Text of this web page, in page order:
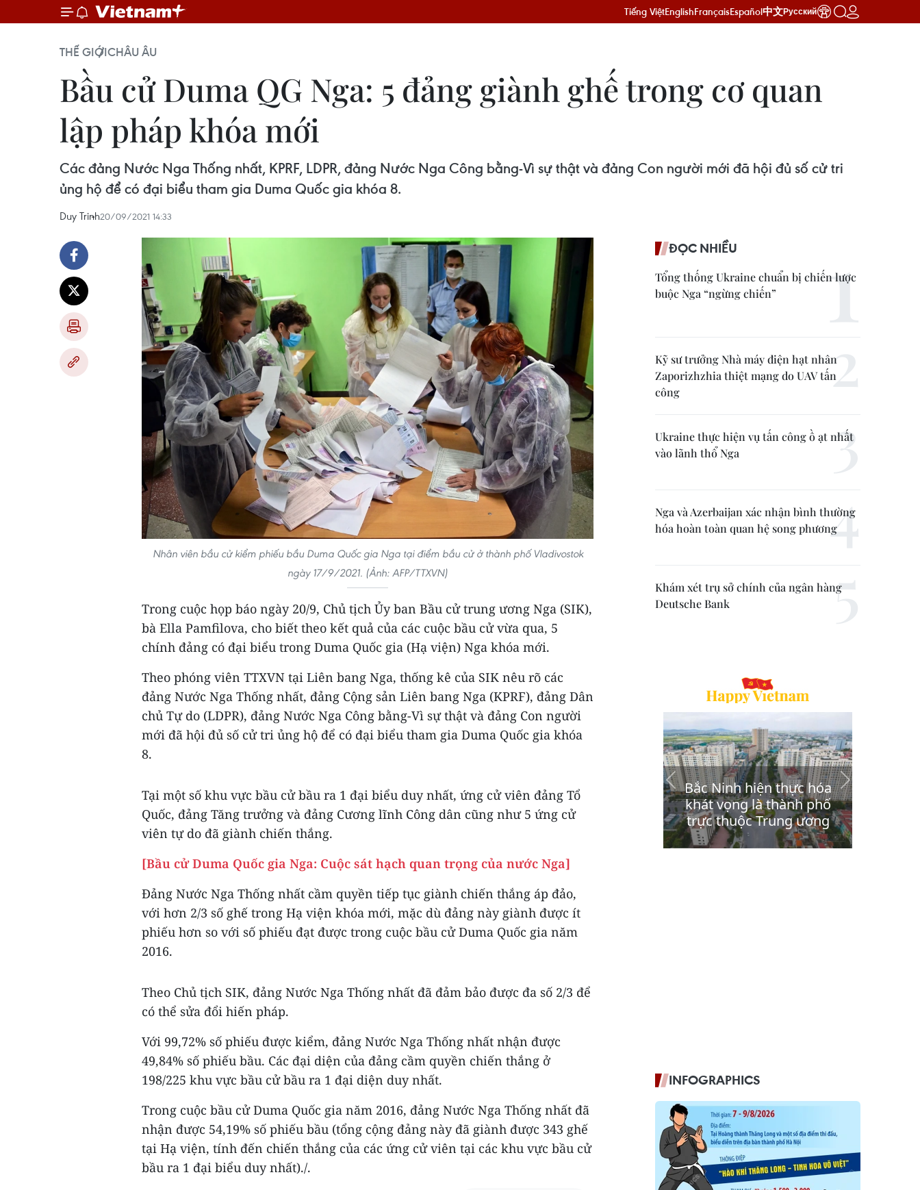
Tiếng ViệtEnglishFrançaisEspañol中文Русский
THẾ GIỚICHÂU ÂU
Bầu cử Duma QG Nga: 5 đảng giành ghế trong cơ quan
lập pháp khóa mới
Các đảng Nước Nga Thống nhất, KPRF, LDPR, đảng Nước Nga Công bằng-Vì sự thật và đảng Con người mới đã hội đủ số cử tri
ủng hộ để có đại biểu tham gia Duma Quốc gia khóa 8.
Duy Trinh20/09/2021 14:33
Nhân viên bầu cử kiểm phiếu bầu Duma Quốc gia Nga tại điểm bầu cử ở thành phố Vladivostok
ngày 17/9/2021. (Ảnh: AFP/TTXVN)
Trong cuộc họp báo ngày 20/9, Chủ tịch Ủy ban Bầu cử trung ương Nga (SIK),
bà Ella Pamfilova, cho biết theo kết quả của các cuộc bầu cử vừa qua, 5
chính đảng có đại biểu trong Duma Quốc gia (Hạ viện) Nga khóa mới.
Theo phóng viên TTXVN tại Liên bang Nga, thống kê của SIK nêu rõ các
đảng Nước Nga Thống nhất, đảng Cộng sản Liên bang Nga (KPRF), đảng Dân
chủ Tự do (LDPR), đảng Nước Nga Công bằng-Vì sự thật và đảng Con người
mới đã hội đủ số cử tri ủng hộ để có đại biểu tham gia Duma Quốc gia khóa
8.
Tại một số khu vực bầu cử bầu ra 1 đại biểu duy nhất, ứng cử viên đảng Tổ
Quốc, đảng Tăng trưởng và đảng Cương lĩnh Công dân cũng như 5 ứng cử
viên tự do đã giành chiến thắng.
[Bầu cử Duma Quốc gia Nga: Cuộc sát hạch quan trọng của nước Nga]
Đảng Nước Nga Thống nhất cầm quyền tiếp tục giành chiến thắng áp đảo,
với hơn 2/3 số ghế trong Hạ viện khóa mới, mặc dù đảng này giành được ít
phiếu hơn so với số phiếu đạt được trong cuộc bầu cử Duma Quốc gia năm
2016.
Theo Chủ tịch SIK, đảng Nước Nga Thống nhất đã đảm bảo được đa số 2/3 để
có thể sửa đổi hiến pháp.
Với 99,72% số phiếu được kiểm, đảng Nước Nga Thống nhất nhận được
49,84% số phiếu bầu. Các đại diện của đảng cầm quyền chiến thắng ở
198/225 khu vực bầu cử bầu ra 1 đại diện duy nhất.
Trong cuộc bầu cử Duma Quốc gia năm 2016, đảng Nước Nga Thống nhất đã
nhận được 54,19% số phiếu bầu (tổng cộng đảng này đã giành được 343 ghế
tại Hạ viện, tính đến chiến thắng của các ứng cử viên tại các khu vực bầu cử
bầu ra 1 đại biểu duy nhất)./.
ĐỌC NHIỀU
Tổng thống Ukraine chuẩn bị chiến lược
buộc Nga “ngừng chiến”
Kỹ sư trưởng Nhà máy điện hạt nhân
Zaporizhzhia thiệt mạng do UAV tấn
công
Ukraine thực hiện vụ tấn công ồ ạt nhất
vào lãnh thổ Nga
Nga và Azerbaijan xác nhận bình thường
hóa hoàn toàn quan hệ song phương
Khám xét trụ sở chính của ngân hàng
Deutsche Bank
INFOGRAPHICS